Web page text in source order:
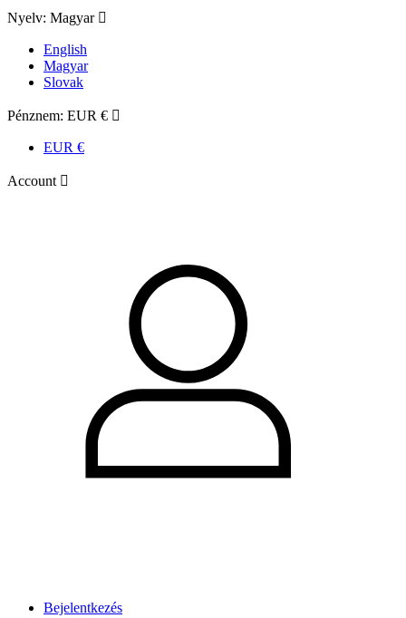
Nyelv: Magyar 
English
Magyar
Slovak
Pénznem: EUR € 
EUR €
Account 
Bejelentkezés